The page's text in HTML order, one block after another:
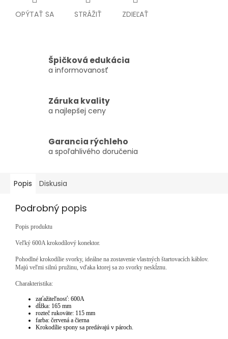
OPÝTAŤ SA STRÁŽIŤ ZDIEĽAŤ
Špičková edukácia
a informovanosť
Záruka kvality
a najlepšej ceny
Garancia rýchleho
a spoľahlivého doručenia
Popis Diskusia
Podrobný popis
Popis produktu
Veľký 600A krokodílový konektor.
Pohodlné krokodílie svorky, ideálne na zostavenie vlastných štartovacích káblov.
Majú veľmi silnú pružinu, vďaka ktorej sa zo svorky neskĺznu.
Charakteristika:
zaťažiteľnosť: 600A
dĺžka: 165 mm
rozteč rukoväte: 115 mm
farba: červená a čierna
Krokodílie spony sa predávajú v pároch.